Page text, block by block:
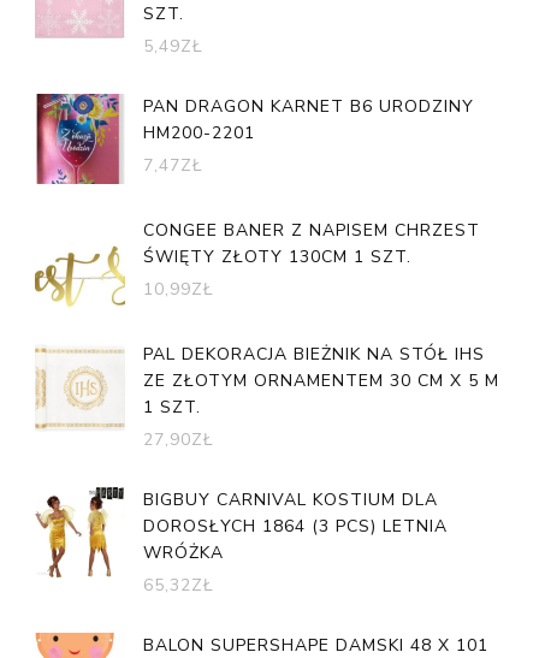
SZT.
5,49ZŁ
PAN DRAGON KARNET B6 URODZINY
HM200-2201
7,47ZŁ
CONGEE BANER Z NAPISEM CHRZEST
ŚWIĘTY ZŁOTY 130CM 1 SZT.
10,99ZŁ
PAL DEKORACJA BIEŻNIK NA STÓŁ IHS
ZE ZŁOTYM ORNAMENTEM 30 CM X 5 M
1 SZT.
27,90ZŁ
BIGBUY CARNIVAL KOSTIUM DLA
DOROSŁYCH 1864 (3 PCS) LETNIA
WRÓŻKA
65,32ZŁ
BALON SUPERSHAPE DAMSKI 48 X 101